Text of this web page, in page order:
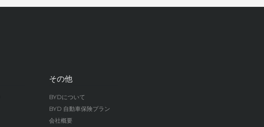
その他
BYDについて
BYD 自動車保険プラン
会社概要